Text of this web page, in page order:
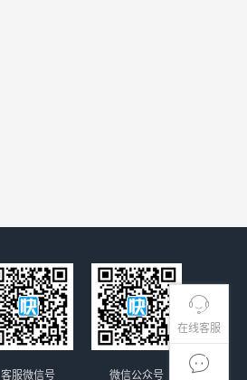
在线客服
微信公众号
客服微信号